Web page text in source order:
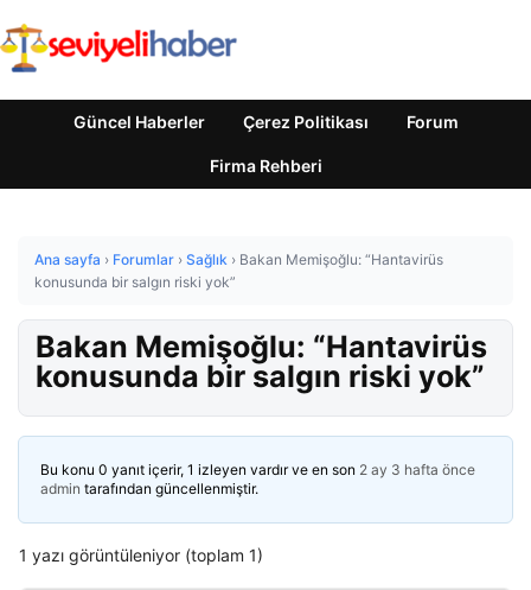
Güncel Haberler Çerez Politikası Forum
Firma Rehberi
Ana sayfa › Forumlar › Sağlık › Bakan Memişoğlu: “Hantavirüs
konusunda bir salgın riski yok”
Bakan Memişoğlu: “Hantavirüs
konusunda bir salgın riski yok”
Bu konu 0 yanıt içerir, 1 izleyen vardır ve en son 2 ay 3 hafta önce
admin tarafından güncellenmiştir.
1 yazı görüntüleniyor (toplam 1)